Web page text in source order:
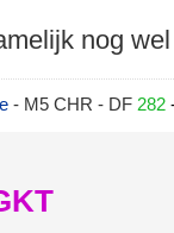
nog
- M5 CHR - DF 282